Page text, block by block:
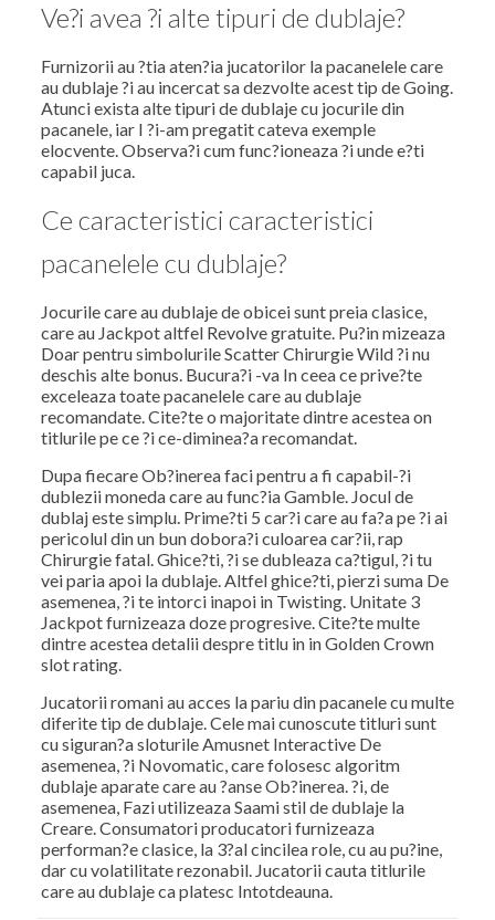
Ve?i avea ?i alte tipuri de dublaje?
Furnizorii au ?tia aten?ia jucatorilor la pacanelele care
au dublaje ?i au incercat sa dezvolte acest tip de Going.
Atunci exista alte tipuri de dublaje cu jocurile din
pacanele, iar I ?i-am pregatit cateva exemple
elocvente. Observa?i cum func?ioneaza ?i unde e?ti
capabil juca.
Ce caracteristici caracteristici
pacanelele cu dublaje?
Jocurile care au dublaje de obicei sunt preia clasice,
care au Jackpot altfel Revolve gratuite. Pu?in mizeaza
Doar pentru simbolurile Scatter Chirurgie Wild ?i nu
deschis alte bonus. Bucura?i -va In ceea ce prive?te
exceleaza toate pacanelele care au dublaje
recomandate. Cite?te o majoritate dintre acestea on
titlurile pe ce ?i ce-diminea?a recomandat.
Dupa fiecare Ob?inerea faci pentru a fi capabil-?i
dublezii moneda care au func?ia Gamble. Jocul de
dublaj este simplu. Prime?ti 5 car?i care au fa?a pe ?i ai
pericolul din un bun dobora?i culoarea car?ii, rap
Chirurgie fatal. Ghice?ti, ?i se dubleaza ca?tigul, ?i tu
vei paria apoi la dublaje. Altfel ghice?ti, pierzi suma De
asemenea, ?i te intorci inapoi in Twisting. Unitate 3
Jackpot furnizeaza doze progresive. Cite?te multe
dintre acestea detalii despre titlu in in Golden Crown
slot rating.
Jucatorii romani au acces la pariu din pacanele cu multe
diferite tip de dublaje. Cele mai cunoscute titluri sunt
cu siguran?a sloturile Amusnet Interactive De
asemenea, ?i Novomatic, care folosesc algoritm
dublaje aparate care au ?anse Ob?inerea. ?i, de
asemenea, Fazi utilizeaza Saami stil de dublaje la
Creare. Consumatori producatori furnizeaza
performan?e clasice, la 3?al cincilea role, cu au pu?ine,
dar cu volatilitate rezonabil. Jucatorii cauta titlurile
care au dublaje ca platesc Intotdeauna.